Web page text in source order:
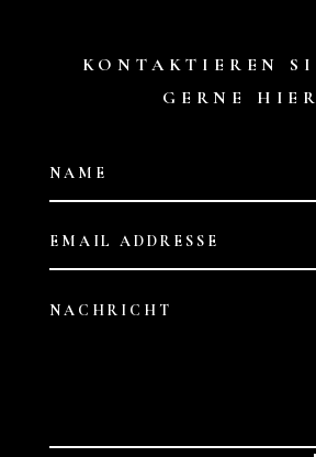
KONTAKTIEREN
GERNE